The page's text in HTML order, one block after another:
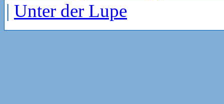
| Unter der Lupe